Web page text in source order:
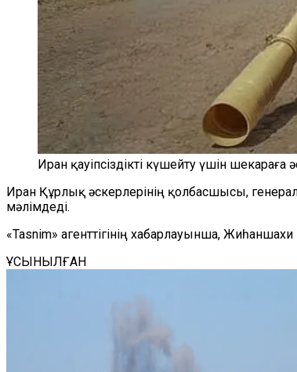
Иран қауіпсіздікті күшейту үшін
Иран Құрлық әскерлерінің қолбасшысы,
мәлімдеді.
«Tasnim» агенттігінің хабарлауынша,
ҰСЫНЫЛҒАН